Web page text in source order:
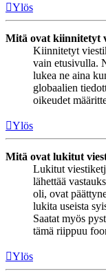
Ylös
Mitä ovat kiinnitetyt
Kiinnitetyt
vain etusivulla.
lukea ne aina
globaalien
oikeudet
Ylös
Mitä ovat lukitut
Lukitut
lähettää
oli, ovat
lukita useista
Saatat myös
tämä riippuu
Ylös